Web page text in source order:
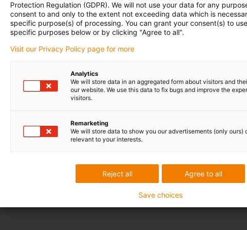
Protection Regulation (GDPR). We will not use your data for any
consent to and only to the extent not exceeding data which is
specific purpose(s) of processing. You can grant your consent(s) to
specific purposes below or by clicking "Agree to all".
Visit our Privacy Policy page for more
Analytics
We will store data in an aggregated form about visitors and
our website. We use this data to fix bugs and improve the
visitors.
Remarketing
We will store data to show you our advertisements (only ours)
relevant to your interests.
Agree to all
Reject all
Save choices